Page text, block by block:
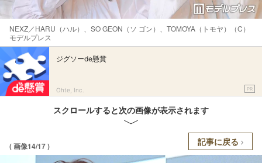
NEXZ／HARU（ハル）、SO GEON（ソ ゴン）、TOMOYA（トモヤ）（C）
モデルプレス
ジグソーde懸賞
Ohte, Inc. PR
スクロールすると次の画像が表示されます
( 画像14/17 ) 記事に戻る